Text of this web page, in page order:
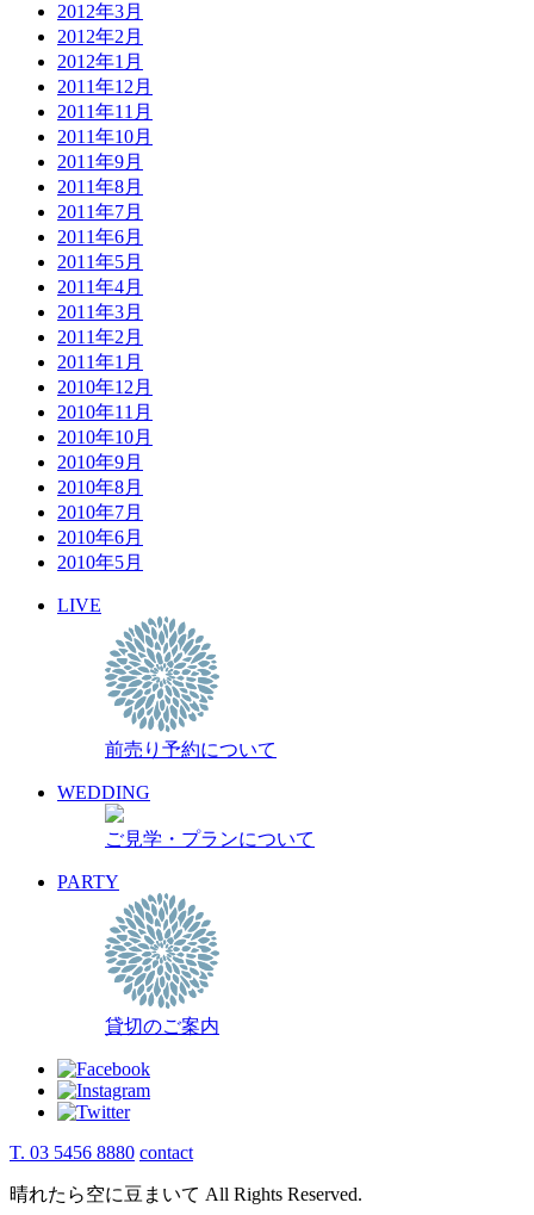
2012年3月
2012年2月
2012年1月
2011年12月
2011年11月
2011年10月
2011年9月
2011年8月
2011年7月
2011年6月
2011年5月
2011年4月
2011年3月
2011年2月
2011年1月
2010年12月
2010年11月
2010年10月
2010年9月
2010年8月
2010年7月
2010年6月
2010年5月
LIVE
前売り予約について
WEDDING
ご見学・プランについて
PARTY
貸切のご案内
T. 03 5456 8880 contact
晴れたら空に豆まいて All Rights Reserved.